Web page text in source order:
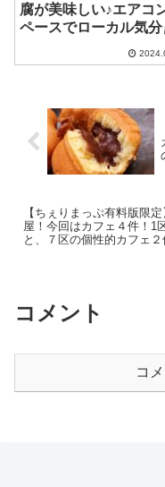
腐が美味しい♪エアコ
ペースでローカル気分
【ちぇりまっぷ有料版限
屋！今回はカフェ４件！1
と、７区の個性的カフェ２
コメント
コ